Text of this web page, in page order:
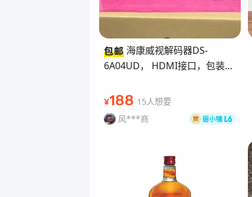
海康威视解码器DS-
6A04UD， HDMI接口，包装配
现货出 价格详谈
¥188 15人想要
风***商